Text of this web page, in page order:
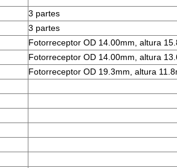
3 partes
3 partes
Fotorreceptor OD 14.00mm, altura
Fotorreceptor OD 14.00mm, altura
Fotorreceptor OD 19.3mm, altura